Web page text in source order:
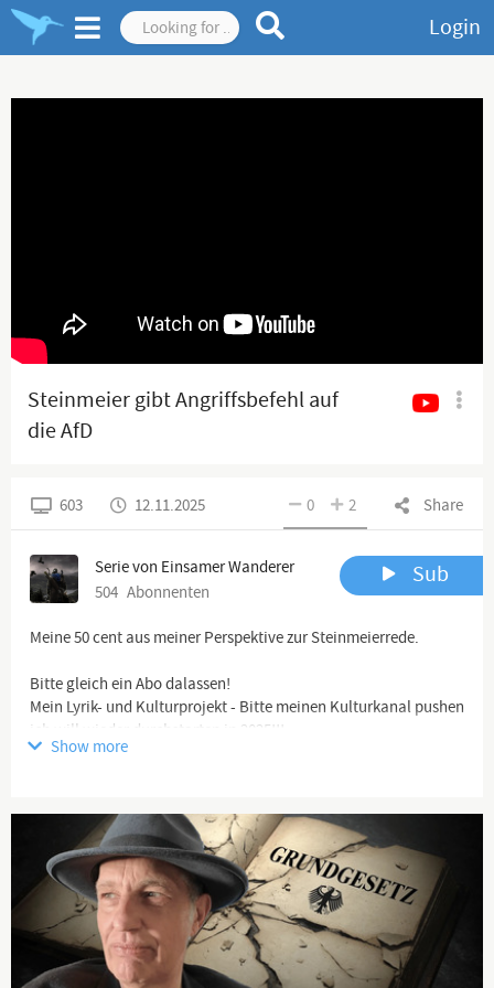
Login
Steinmeier gibt Angriffsbefehl auf
die AfD
Share
0 2
603 12.11.2025
Serie von Einsamer Wanderer
504 Abonnenten
Sub
Meine 50 cent aus meiner Perspektive zur Steinmeierrede.
Bitte gleich ein Abo dalassen!
Mein Lyrik- und Kulturprojekt - Bitte meinen Kulturkanal pushen
ich will wieder durchstarten in 2025!!!
Weitere Gruppen hierzu (z.B. Telegram) unten in der Textbox
Und unser Satire-Format bitte auch gleich!
https://www.youtube.com/@BissigundBoeseDanke!!!
Show more